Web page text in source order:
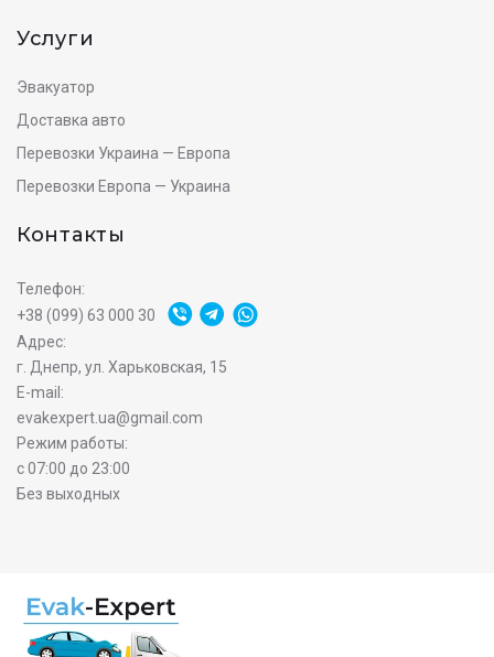
Услуги
Эвакуатор
Доставка авто
Перевозки Украина — Европа
Перевозки Европа — Украина
Контакты
Телефон:
+38 (099) 63 000 30
Адрес:
г. Днепр, ул. Харьковская, 15
E-mail:
evakexpert.ua@gmail.com
Режим работы:
с 07:00 до 23:00
Без выходных